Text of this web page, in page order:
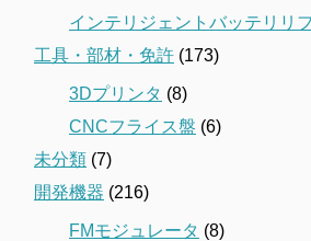
インテリジェントバッテリリ
工具・部材・免許 (173)
3Dプリンタ (8)
CNCフライス盤 (6)
未分類 (7)
開発機器 (216)
FMモジュレータ (8)